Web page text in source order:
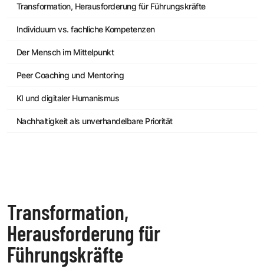
Transformation, Herausforderung für Führungskräfte
Individuum vs. fachliche Kompetenzen
Der Mensch im Mittelpunkt
Peer Coaching und Mentoring
KI und digitaler Humanismus
Nachhaltigkeit als unverhandelbare Priorität
Transformation,
Herausforderung für
Führungskräfte